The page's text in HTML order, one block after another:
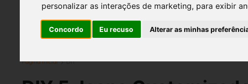
personalizar as interações de marketing, para exibir
Concordo Eu recuso Alterar as minhas
Página inicial DIY